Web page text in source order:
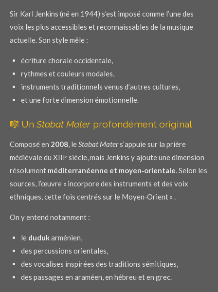
Sir Karl Jenkins (né en 1944) s’est imposé comme l’une des
voix les plus accessibles et reconnaissables de la musique
actuelle. Son style mêle :
écriture chorale occidentale,
rythmes et couleurs modales,
instruments traditionnels venus d’autres cultures,
et une forte dimension émotionnelle.
🎼 Un Stabat Mater profondément original
Composé en 2008, leStabat Maters’appuie sur la prière
médiévale du XIIIᵉ siècle, mais Jenkins y ajoute une dimension
résolument méditerranéenne et moyen‑orientale. Selon les
sources, l’œuvre « incorpore des instruments et des voix
ethniques, cette fois centrés sur le Moyen‑Orient » .
On y entend notamment :
le dudukarménien,
des percussions orientales,
des vocalises inspirées des traditions sémitiques,
des passages en araméen, en hébreu et en grec.